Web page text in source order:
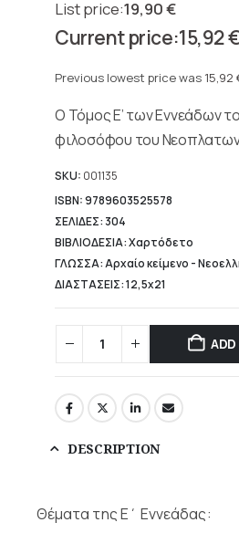
19,90€
Original
price
19,90 €.
15,92€
price
15,92 €.
Previous lowest price was 15,92
Ο Τόμος Ε’ των Εννεάδων
φιλοσόφου του
SKU: 001135
ISBN: 9789603525578
ΣΕΛΙΔΕΣ: 304
ΒΙΒΛΙΟΔΕΣΙΑ: Χαρτόδετο
ΓΛΩΣΣΑ: Αρχαίο κείμενο -
ΔΙΑΣΤΑΣΕΙΣ: 12,5x21
DESCRIPTION
Θέματα της Ε΄ Εννεάδας: